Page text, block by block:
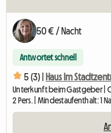
50 € / Nacht
Antwortet schnell
5 (3) | Haus Im
Unterkunft beim Gastgeber |
2 Pers. | Mindestaufenthalt: 1